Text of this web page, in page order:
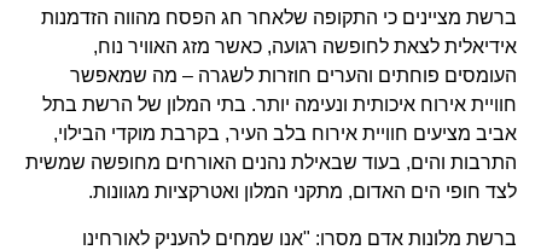
ברשת מציינים כי התקופה שלאחר חג הפסח מהווה הזדמנות
אידיאלית לצאת לחופשה רגועה, כאשר מזג האוויר נוח,
העומסים פוחתים והערים חוזרות לשגרה – מה שמאפשר
חוויית אירוח איכותית ונעימה יותר. בתי המלון של הרשת בתל
אביב מציעים חוויית אירוח בלב העיר, בקרבת מוקדי הבילוי,
התרבות והים, בעוד שבאילת נהנים האורחים מחופשה שמשית
לצד חופי הים האדום, מתקני המלון ואטרקציות מגוונות.
ברשת מלונות אדם מסרו: "אנו שמחים להעניק לאורחינו